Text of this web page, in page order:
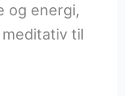
og energi,
til